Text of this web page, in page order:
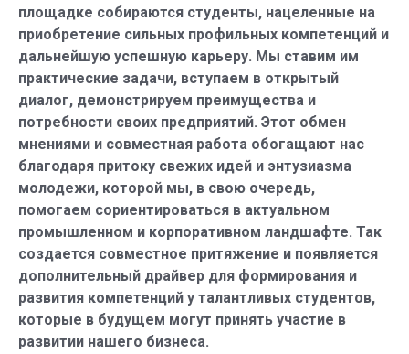
площадке собираются студенты, нацеленные на
приобретение сильных профильных компетенций и
дальнейшую успешную карьеру. Мы ставим им
практические задачи, вступаем в открытый
диалог, демонстрируем преимущества и
потребности своих предприятий. Этот обмен
мнениями и совместная работа обогащают нас
благодаря притоку свежих идей и энтузиазма
молодежи, которой мы, в свою очередь,
помогаем сориентироваться в актуальном
промышленном и корпоративном ландшафте. Так
создается совместное притяжение и появляется
дополнительный драйвер для формирования и
развития компетенций у талантливых студентов,
которые в будущем могут принять участие в
развитии нашего бизнеса.